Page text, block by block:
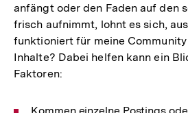
anfängt oder den Faden auf den
frisch aufnimmt, lohnt es sich,
funktioniert für meine
Inhalte? Dabei helfen kann ein
Faktoren: